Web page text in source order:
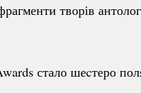
творів
стало шеcтеро